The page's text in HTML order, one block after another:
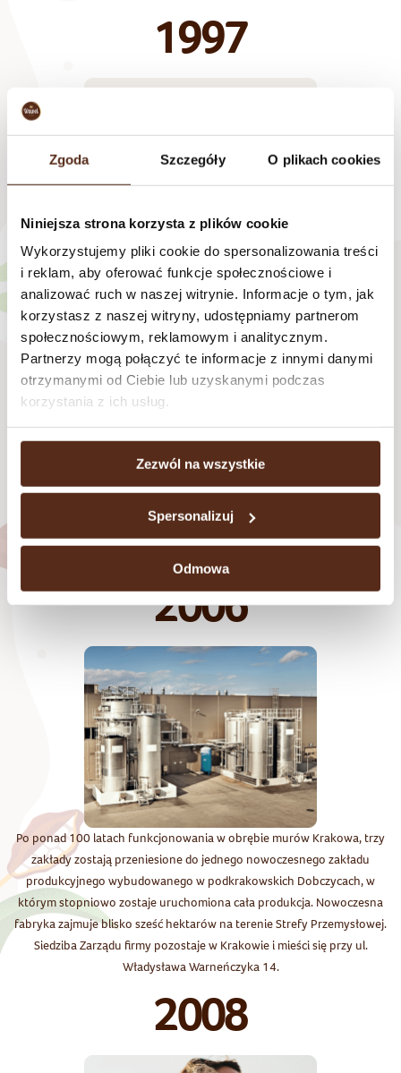
Zgoda Szczegóły O plikach cookies
Niniejsza strona korzysta z plików cookie
Wykorzystujemy pliki cookie do spersonalizowania treści
i reklam, aby oferować funkcje społecznościowe i
analizować ruch w naszej witrynie. Informacje o tym, jak
korzystasz z naszej witryny, udostępniamy partnerom
społecznościowym, reklamowym i analitycznym.
Partnerzy mogą połączyć te informacje z innymi danymi
otrzymanymi od Ciebie lub uzyskanymi podczas
korzystania z ich usług.
Zezwól na wszystkie
Spersonalizuj
Odmowa
1997
Komisja Papierów Wartościowych i Giełd dopuszcza akcje spółki do
obrotu publicznego. Na rynku podstawowym warszawskiej Giełdy
Papierów Wartościowych akcje ZPC Wawel SA debiutują 11 marca
1998 r.
2005
Po kilku latach funkcjonowania na giełdzie firma zmienia nazwę na
2006
Po ponad 100 latach funkcjonowania w obrębie murów Krakowa, trzy
zakłady zostają przeniesione do jednego nowoczesnego zakładu
produkcyjnego wybudowanego w podkrakowskich Dobczycach, w
którym stopniowo zostaje uruchomiona cała produkcja. Nowoczesna
fabryka zajmuje blisko sześć hektarów na terenie Strefy Przemysłowej.
Siedziba Zarządu firmy pozostaje w Krakowie i mieści się przy ul.
Władysława Warneńczyka 14.
2008